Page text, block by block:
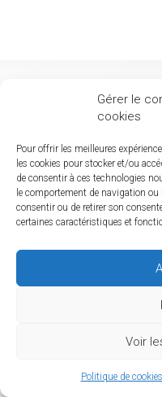
Gérer le
cookies
Pour offrir les meilleures
les cookies pour stocker et/ou
de consentir à ces technologies
le comportement de navigation
consentir ou de retirer son
certaines caractéristiques et
Voir
Politique de cookies